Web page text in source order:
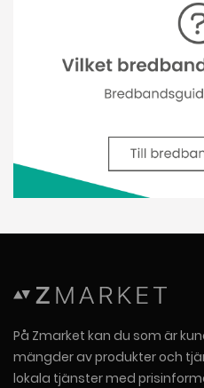
På Zmarket kan du som är
mängder av produkter och
lokala tjänster med